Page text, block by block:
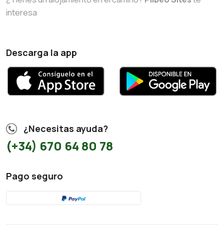
interesa
Descarga la app
¿Necesitas ayuda?
(+34) 670 64 80 78
Pago seguro